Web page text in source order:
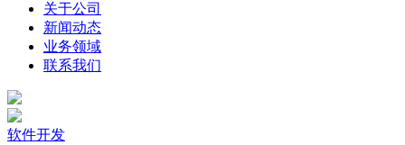
关于公司
新闻动态
业务领域
联系我们
软件开发